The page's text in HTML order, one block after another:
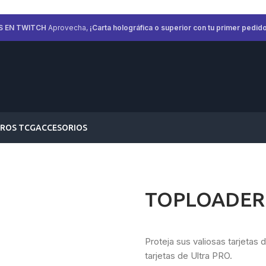
EN TWITCH Aprovecha, ¡Carta holográfica o superior con tu primer
TCGACCESORIOS
Proteja sus valiosas tarjetas
tarjetas de Ultra PRO.